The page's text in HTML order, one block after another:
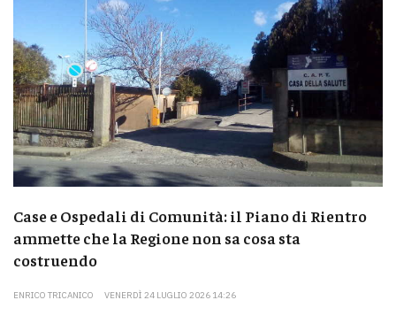
Case e Ospedali di Comunità: il Piano di Rientro
ammette che la Regione non sa cosa sta
costruendo
ENRICO TRICANICO VENERDÌ 24 LUGLIO 2026 14:26